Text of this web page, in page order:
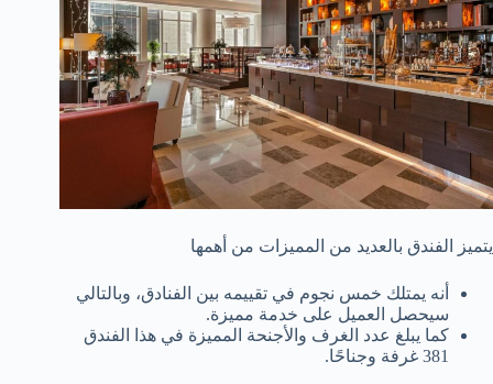
يتميز الفندق بالعديد من المميزات من أهمها
أنه يمتلك خمس نجوم في تقييمه بين الفنادق، وبالتالي
سيحصل العميل على خدمة مميزة.
كما يبلغ عدد الغرف والأجنحة المميزة في هذا الفندق
381 غرفة وجناحًا.